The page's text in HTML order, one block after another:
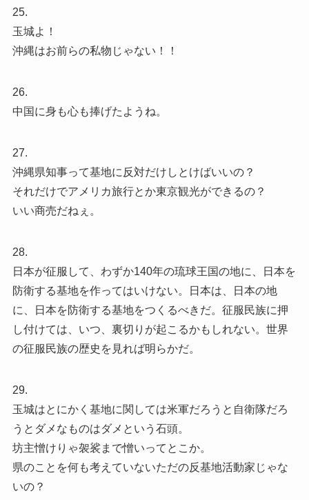
25.
玉城よ！
沖縄はお前らの私物じゃない！！
26.
中国に身も心も捧げたようね。
27.
沖縄県知事って基地に反対だけしとけばいいの？
それだけでアメリカ旅行とか東京観光ができるの？
いい商売だねぇ。
28.
日本が征服して、わずか140年の琉球王国の地に、日本を
防衛する基地を作ってはいけない。日本は、日本の地
に、日本を防衛する基地をつくるべきだ。征服民族に押
し付けては、いつ、裏切りが起こるかもしれない。世界
の征服民族の歴史を見れば明らかだ。
29.
玉城はとにかく基地に関しては米軍だろうと自衛隊だろ
うとダメなものはダメという石頭。
坊主憎けりゃ袈裟まで憎いってとこか。
県のことを何も考えていないただの反基地活動家じゃな
いの？